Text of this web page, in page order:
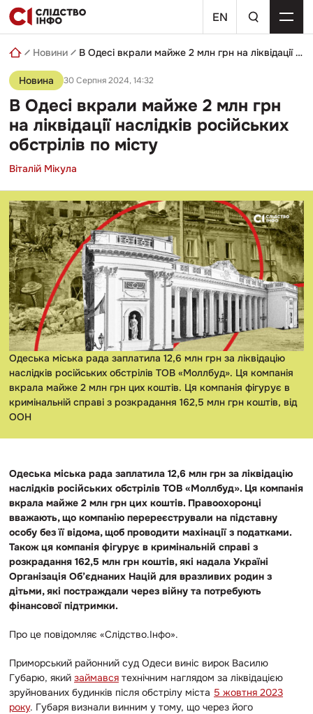
Skip
to
content
EN
пошуковий
запит
Новини В Одесі вкрали майже 2 млн грн на ліквідації наслідків російських обстрілів по місту
Новина 30 Серпня 2024, 14:32
В Одесі вкрали майже 2 млн грн
на ліквідації наслідків російських
обстрілів по місту
Віталій Мікула
Одеська міська рада заплатила 12,6 млн грн за ліквідацію
наслідків російських обстрілів ТОВ «Моллбуд». Ця компанія
вкрала майже 2 млн грн цих коштів. Ця компанія фігурує в
кримінальній справі з розкрадання 162,5 млн грн коштів, від
ООН
Одеська міська рада заплатила 12,6 млн грн за ліквідацію
наслідків російських обстрілів ТОВ «Моллбуд». Ця компанія
вкрала майже 2 млн грн цих коштів. Правоохоронці
вважають, що компанію перереєстрували на підставну
особу без її відома, щоб проводити махінації з податками.
Також ця компанія фігурує в кримінальній справі з
розкрадання 162,5 млн грн коштів, які надала Україні
Організація Об’єднаних Націй для вразливих родин з
дітьми, які постраждали через війну та потребують
фінансової підтримки.
Про це повідомляє «Слідство.Інфо».
Приморський районний суд Одеси виніс вирок Василю
Губарю, який займався технічним наглядом за ліквідацією
зруйнованих будинків після обстрілу міста 5 жовтня 2023
року. Губаря визнали винним у тому, що через його